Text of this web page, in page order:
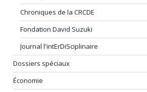
Chroniques de la CRCDE
Fondation David Suzuki
Journal l'intErDiSciplinaire
Dossiers spéciaux
Économie